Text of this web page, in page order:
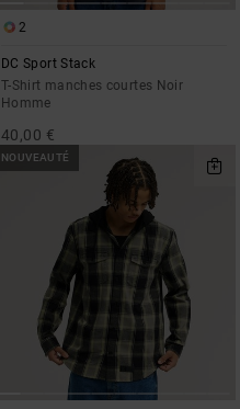
2
DC Sport Stack
T-Shirt manches courtes Noir
Homme
40,00 €
NOUVEAUTÉ